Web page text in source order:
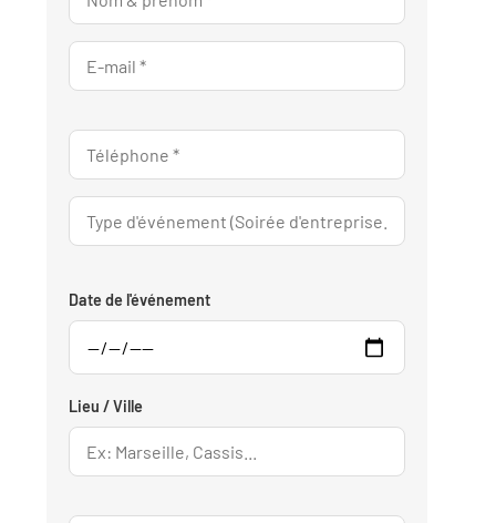
Date de l'événement
Lieu / Ville